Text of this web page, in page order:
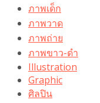
ภาพเด็ก
ภาพวาด
ภาพถ่าย
ภาพขาว-ดำ
Illustration
Graphic
ศิลปิน